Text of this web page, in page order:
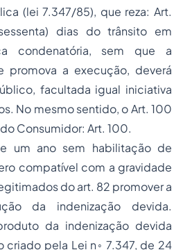
(lei 7.347/85), que reza: Art.
dias do trânsito em
condenatória, sem que a
promova a execução, deverá
facultada igual iniciativa
No mesmo sentido, o Art. 100
Consumidor: Art. 100.
um ano sem habilitação de
compatível com a gravidade
do art. 82 promover a
da indenização devida.
da indenização devida
criado pela Lei n◦ 7.347, de 24